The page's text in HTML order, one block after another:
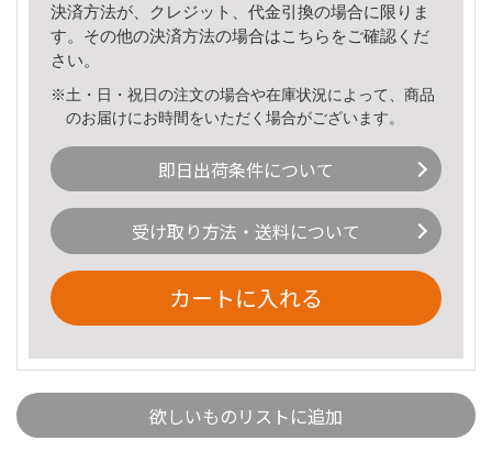
決済方法が、クレジット、代金引換の場合に限りま
す。その他の決済方法の場合はこちら をご確認くだ
さい。
※土・日・祝日の注文の場合や在庫状況によって、商品
のお届けにお時間をいただく場合がございます。
即日出荷条件について
受け取り方法・送料について
カートに入れる
欲しいものリストに追加